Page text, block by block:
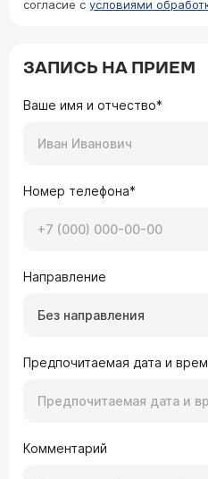
согласие с условиями
ЗАПИСЬ НА ПРИЕМ
Ваше имя и отчество*
Номер телефона*
Направление
Без направления
Предпочитаемая дата и
Комментарий